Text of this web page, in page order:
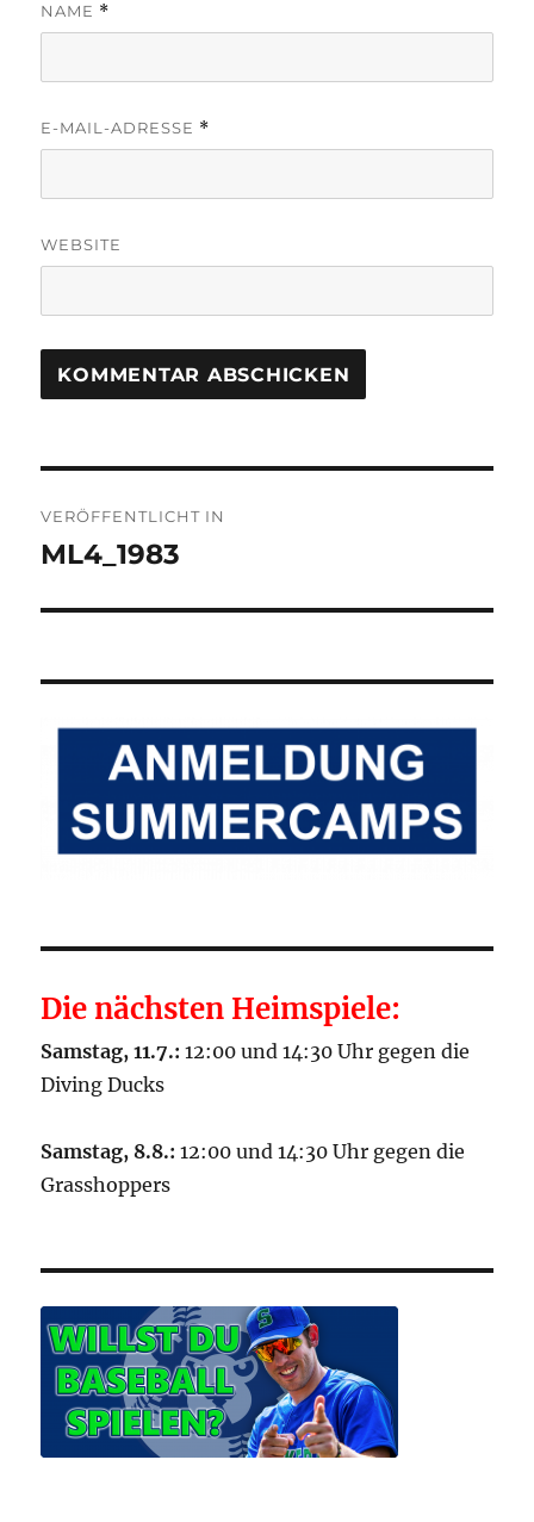
NAME *
E-MAIL-ADRESSE *
WEBSITE
VERÖFFENTLICHT IN
ML4_1983
Die nächsten Heimspiele:
Samstag, 11.7.: 12:00 und 14:30 Uhr gegen die
Diving Ducks
Samstag, 8.8.: 12:00 und 14:30 Uhr gegen die
Grasshoppers